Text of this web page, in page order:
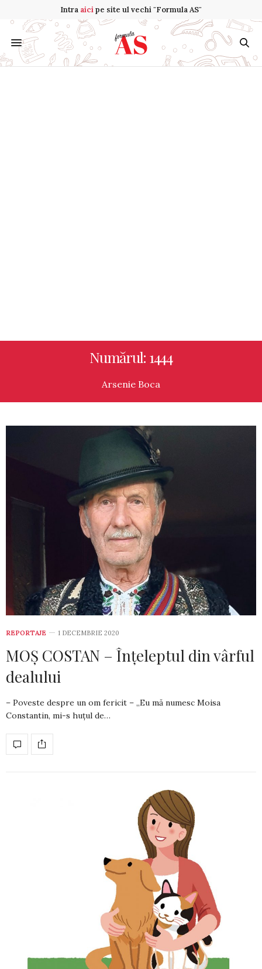
Intra aicipe site ul vechi "Formula AS"
Numărul: 1444
Arsenie Boca
REPORTAJE 1 DECEMBRIE 2020
MOȘ COSTAN – Înțeleptul din vârful
dealului
– Poveste despre un om fericit – „Eu mă numesc Moisa
Constantin, mi-s huțul de…